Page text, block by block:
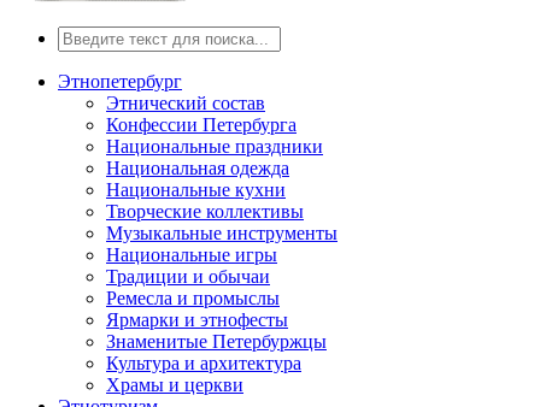
Этнопетербург
Этнический состав
Конфессии Петербурга
Национальные праздники
Национальная одежда
Национальные кухни
Творческие коллективы
Музыкальные инструменты
Национальные игры
Традиции и обычаи
Ремесла и промыслы
Ярмарки и этнофесты
Знаменитые Петербуржцы
Культура и архитектура
Храмы и церкви